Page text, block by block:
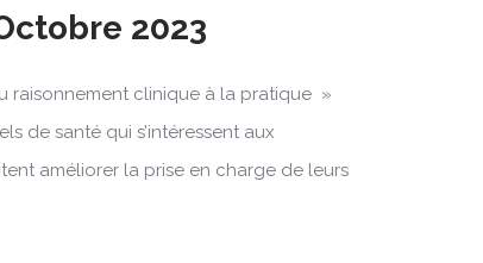
2023
raisonnement clinique à la pratique »
de santé qui s’intéressent aux
améliorer la prise en charge de leurs